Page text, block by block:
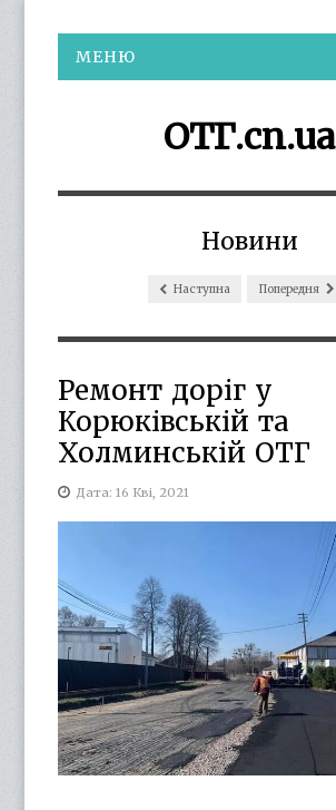
МЕНЮ
ОТГ.cn.ua
Новини
Наступна Попередня
Ремонт доріг у
Корюківській та
Холминській ОТГ
Дата: 16 Кві, 2021